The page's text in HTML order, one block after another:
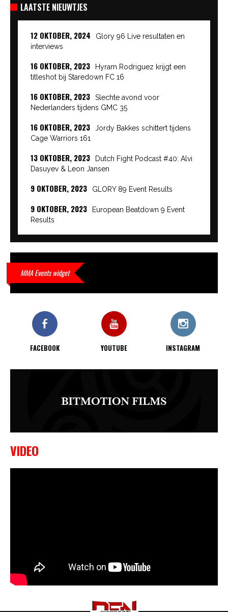
LAATSTE NIEUWTJES
12 OKTOBER, 2024
Glory 96 Live resultaten en
interviews
16 OKTOBER, 2023
Hyram Rodriguez krijgt een
titleshot bij Staredown FC 16
16 OKTOBER, 2023
Slechte avond voor
Nederlanders tijdens GMC 35
16 OKTOBER, 2023
Jordy Bakkes schittert tijdens
Cage Warriors 161
13 OKTOBER, 2023
Dutch Fight Podcast #40: Alvi
Dasuyev & Leon Jansen
9 OKTOBER, 2023 GLORY 89 Event Results
9 OKTOBER, 2023
European Beatdown 9 Event
Results
9 OKTOBER, 2023
waar hij van gemaakt is…
KO bij CWA Lowlands 7
MMA Events widget
FACEBOOK YOUTUBE INSTAGRAM
VIDEO